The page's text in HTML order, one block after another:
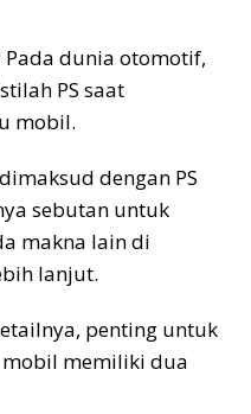
Pada dunia otomotif,
PS saat
mobil.
dengan PS
sebutan untuk
makna lain di
lanjut.
penting untuk
mobil memiliki dua